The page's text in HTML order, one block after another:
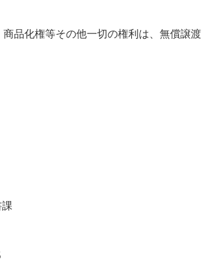
品化権等その他一切の権利は、無償譲渡